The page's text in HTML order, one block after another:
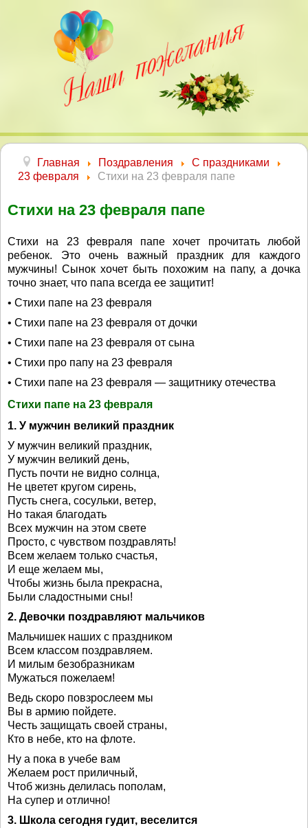
Главная Поздравления
С праздниками
23 февраля
Стихи на 23 февраля папе
Стихи на 23 февраля папе
Стихи на 23 февраля папе хочет прочитать любой
ребенок. Это очень важный праздник для каждого
мужчины! Сынок хочет быть похожим на папу, а дочка
точно знает, что папа всегда ее защитит!
• Стихи папе на 23 февраля
• Стихи папе на 23 февраля от дочки
• Стихи папе на 23 февраля от сына
• Стихи про папу на 23 февраля
• Стихи папе на 23 февраля — защитнику отечества
Стихи папе на 23 февраля
1. У мужчин великий праздник
У мужчин великий праздник,
У мужчин великий день,
Пусть почти не видно солнца,
Не цветет кругом сирень,
Пусть снега, сосульки, ветер,
Но такая благодать
Всех мужчин на этом свете
Просто, с чувством поздравлять!
Всем желаем только счастья,
И еще желаем мы,
Чтобы жизнь была прекрасна,
Были сладостными сны!
2. Девочки поздравляют мальчиков
Мальчишек наших с праздником
Всем классом поздравляем.
И милым безобразникам
Мужаться пожелаем!
Ведь скоро повзрослеем мы
Вы в армию пойдете.
Честь защищать своей страны,
Кто в небе, кто на флоте.
Ну а пока в учебе вам
Желаем рост приличный,
Чтоб жизнь делилась пополам,
На супер и отлично!
3. Школа сегодня гудит, веселится